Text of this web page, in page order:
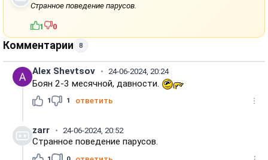
Странное поведение парусов.
1 0
Комментарии 8
Alex Shevtsov 24-06-2024, 20:24
Боян 2-3 месячной, давности.
1 1 ответить
zarr 24-06-2024, 20:52
Странное поведение парусов.